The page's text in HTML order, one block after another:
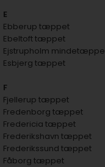
E
Ebberup tæppet
Ebeltoft tæppet
Ejstrupholm mindetæppe
Esbjerg tæppet
F
Fjellerup tæppet
Fredenborg tæppet
Fredericia tæppet
Frederikshavn tæppet
Frederikssund tæppet
Fåborg tæppet